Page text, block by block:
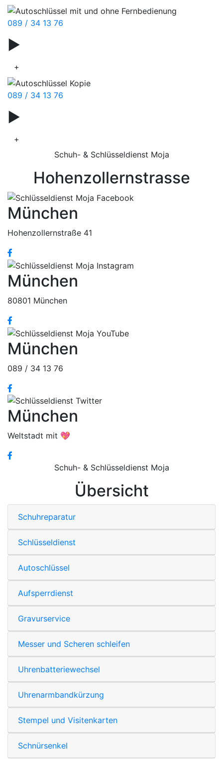
089 / 34 13 76
▶
+
089 / 34 13 76
▶
+
Schuh- & Schlüsseldienst Moja
Hohenzollernstrasse
München
Hohenzollernstraße 41
München
80801 München
München
089 / 34 13 76
München
Weltstadt mit 💖
Schuh- & Schlüsseldienst Moja
Übersicht
Schuhreparatur
Schlüsseldienst
Autoschlüssel
Aufsperrdienst
Gravurservice
Messer und Scheren schleifen
Uhrenbatteriewechsel
Uhrenarmbandkürzung
Stempel und Visitenkarten
Schnürsenkel